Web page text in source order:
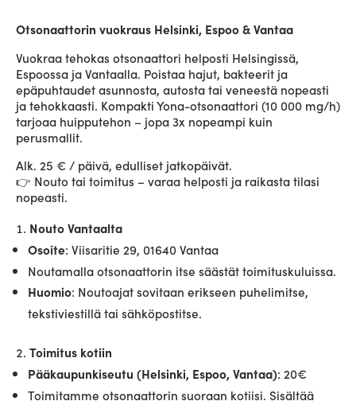
Otsonaattorin vuokraus Helsinki, Espoo & Vantaa
Vuokraa tehokas otsonaattori helposti Helsingissä,
Espoossa ja Vantaalla. Poistaa hajut, bakteerit ja
epäpuhtaudet asunnosta, autosta tai veneestä nopeasti
ja tehokkaasti. Kompakti Yona-otsonaattori (10 000 mg/h)
tarjoaa huipputehon – jopa 3x nopeampi kuin
perusmallit.
Alk. 25 € / päivä, edulliset jatkopäivät.
👉 Nouto tai toimitus – varaa helposti ja raikasta tilasi
nopeasti.
Nouto Vantaalta
Osoite: Viisaritie 29, 01640 Vantaa
Noutamalla otsonaattorin itse säästät toimituskuluissa.
Huomio: Noutoajat sovitaan erikseen puhelimitse,
tekstiviestillä tai sähköpostitse.
Toimitus kotiin
Pääkaupunkiseutu (Helsinki, Espoo, Vantaa): 20€
Toimitamme otsonaattorin suoraan kotiisi. Sisältää